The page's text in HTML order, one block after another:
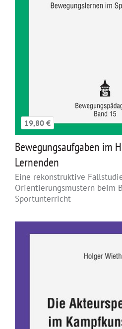
19,80 €
Bewegungsaufgaben im
Lernenden
Eine rekonstruktive
Orientierungsmustern beim
Sportunterricht